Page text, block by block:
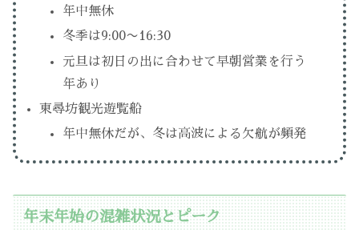
年中無休
冬季は9:00〜16:30
元旦は初日の出に合わせて早朝営業を行う
年あり
東尋坊観光遊覧船
年中無休だが、冬は高波による欠航が頻発
年末年始の混雑状況とピーク